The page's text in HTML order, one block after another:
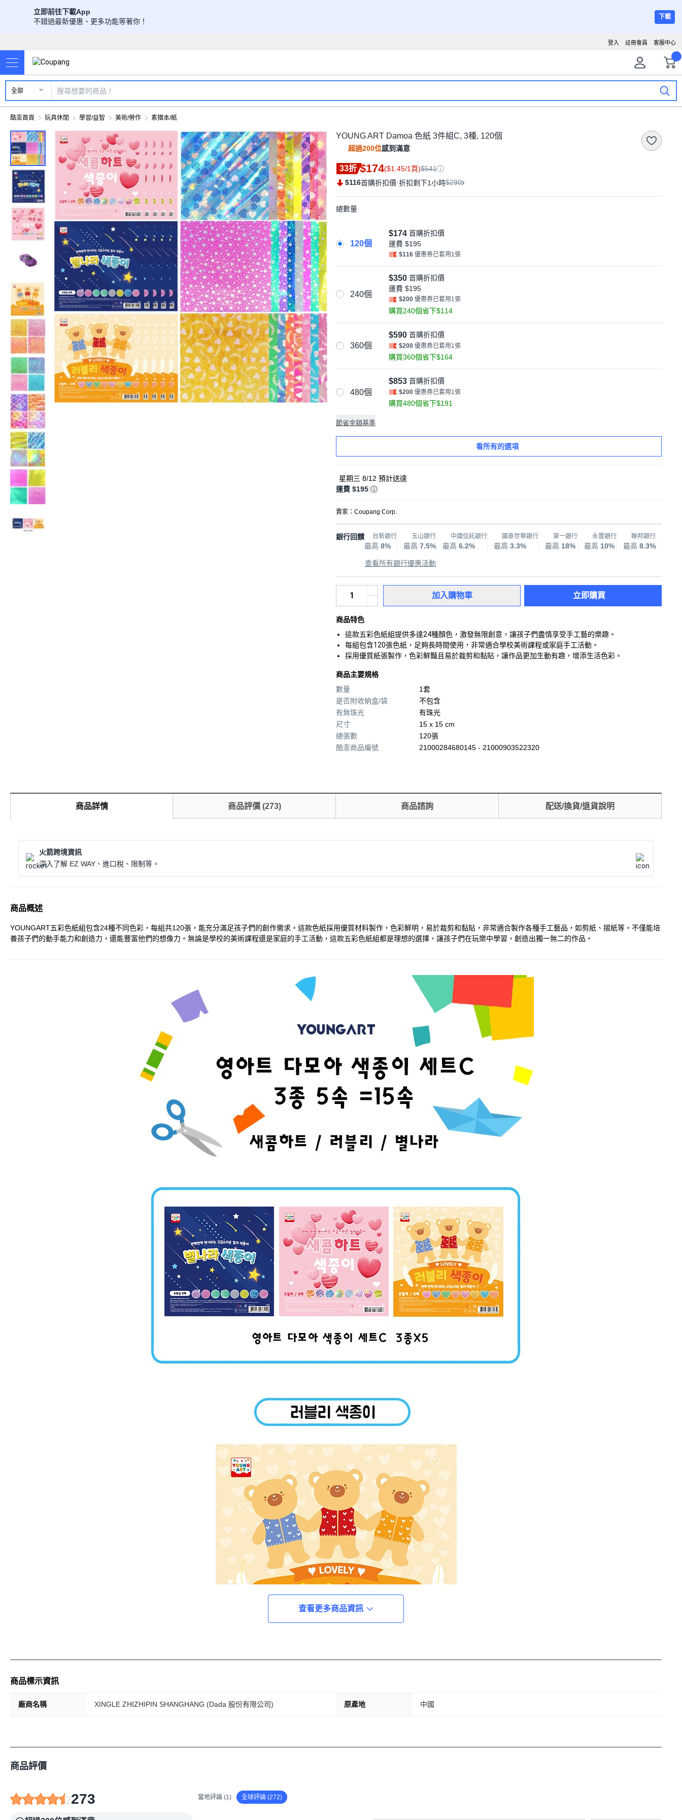
立即前往下載App
不錯過最新優惠、更多功能等著你！
下載
客服中心
註冊會員
登入
全部
酷澎首頁 玩具休閒 學習/益智 美術/勞作 素描本/紙
YOUNG ART Damoa 色紙 3件組C, 3種, 120個
超過200位感到滿意
33折 $174($1.45/1頁)$541
$116首購折扣價·折扣剩下1小時$290
總數量
120個
$174 首購折扣價
運費 $195
$116 優惠券已套用1張
240個
$350 首購折扣價
運費 $195
$200 優惠券已套用1張
購買240個省下$114
360個
$590 首購折扣價
$200 優惠券已套用1張
購買360個省下$164
480個
$853 首購折扣價
$200 優惠券已套用1張
購買480個省下$191
節省金額基準
看所有的選項
星期三 8/12 預計送達
運費 $195
賣家： Coupang Corp.
銀行回饋 台新銀行
最高 8%
玉山銀行
最高 7.5%
中國信託銀行
最高 6.2%
國泰世華銀行
最高 3.3%
第一銀行
最高 18%
永豐銀行
最高 10%
聯邦銀行
最高 8.3%
查看所有銀行優惠活動
加入購物車 立即購買
商品特色
這款五彩色紙組提供多達24種顏色，激發無限創意，讓孩子們盡情享受手工藝的樂趣。
每組包含120張色紙，足夠長時間使用，非常適合學校美術課程或家庭手工活動。
採用優質紙張製作，色彩鮮豔且易於裁剪和黏貼，讓作品更加生動有趣，增添生活色彩。
商品主要規格
數量
1套
是否附收納盒/袋
不包含
有無珠光
有珠光
尺寸
15 x 15 cm
總張數
120張
酷澎商品編號
21000284680145 - 21000903522320
商品詳情 商品評價(273) 商品諮詢 配送/換貨/退貨說明
火箭跨境資訊
深入了解 EZ WAY、進口稅、限制等。
商品概述
YOUNGART五彩色紙組包含24種不同色彩，每組共120張，能充分滿足孩子們的創作需求。這款色紙採用優質材料製作，色彩鮮明，易於裁剪和黏貼，非常適合製作各種手工藝品，如剪紙、摺紙等。不僅能培
養孩子們的動手能力和創造力，還能豐富他們的想像力。無論是學校的美術課程還是家庭的手工活動，這款五彩色紙組都是理想的選擇，讓孩子們在玩樂中學習，創造出獨一無二的作品。
查看更多商品資訊
商品標示資訊
廠商名稱 XINGLE ZHIZHIPIN SHANGHANG (Dada 股份有限公司) 原產地 中國
商品評價
273 當地評論 (1) 全球評論 (272)